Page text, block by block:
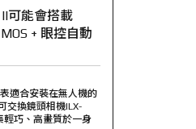
可能會搭載
+ 眼控自動
適合安裝在無人機的
交換鏡頭相機ILX-
輕巧、高畫質於一身